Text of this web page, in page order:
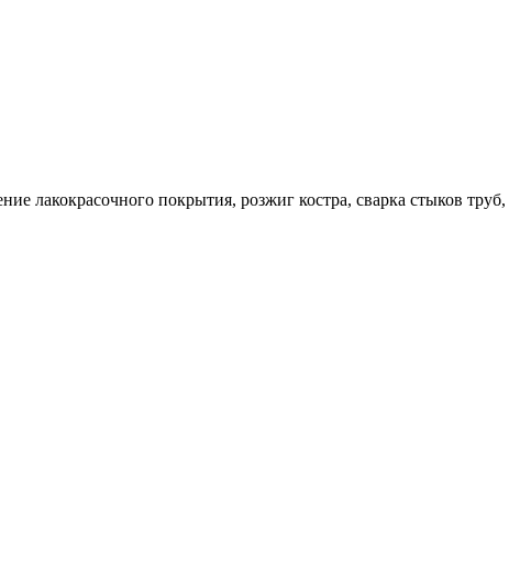
лакокрасочного покрытия, розжиг костра, сварка стыков